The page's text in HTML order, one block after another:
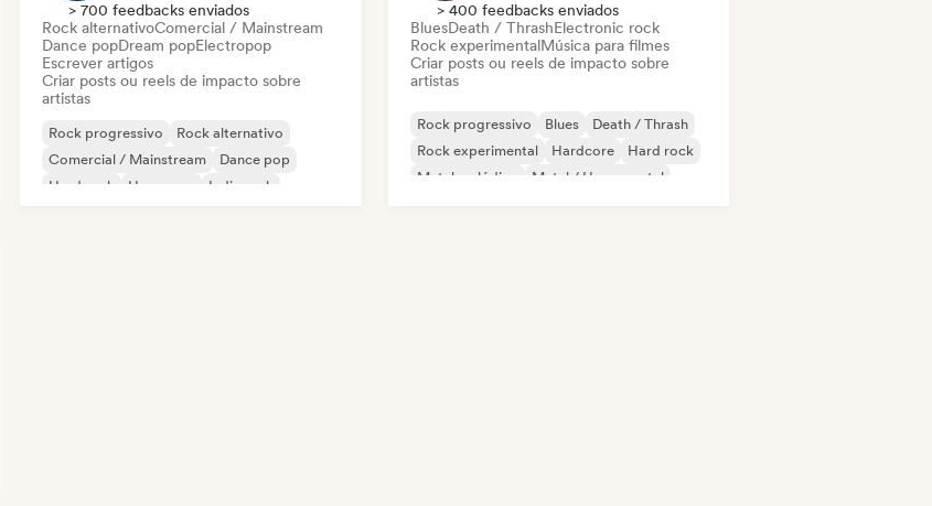
> 700 feedbacks enviados
Rock alternativoComercial / Mainstream
Dance popDream popElectropop
Escrever artigos
Criar posts ou reels de impacto sobre
artistas
Rock progressivo
Rock alternativo
Comercial / Mainstream
Dance pop
Hard rock
Hyperpop
Indie rock
> 400 feedbacks enviados
BluesDeath / ThrashElectronic rock
Rock experimentalMúsica para filmes
Criar posts ou reels de impacto sobre
artistas
Rock progressivo Blues
Death / Thrash
Rock experimental
Hardcore
Hard rock
Metal melódico
Metal / Heavy metal